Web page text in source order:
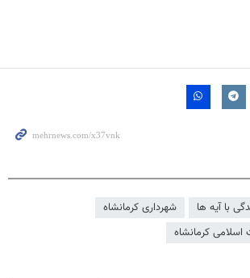
با آیه ها
شهرداری کرمانشاه
اسلامی کرمانشاه